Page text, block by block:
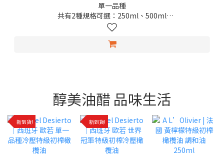
單一品種
共有2種規格可選：250ml、500ml
2026.12.31
🤩喜歡橄欖油濃郁草香與橄欖油特殊辛辣口感的你，一定要試試
醇美油醋 品味生活
新到貨! 新到貨!